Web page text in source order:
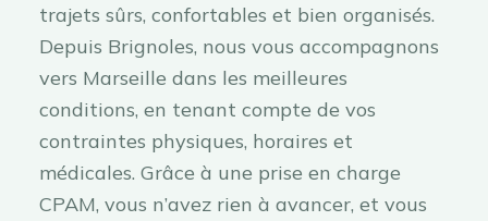
trajets sûrs, confortables et bien organisés.
Depuis Brignoles, nous vous accompagnons
vers Marseille dans les meilleures
conditions, en tenant compte de vos
contraintes physiques, horaires et
médicales. Grâce à une prise en charge
CPAM, vous n’avez rien à avancer, et vous